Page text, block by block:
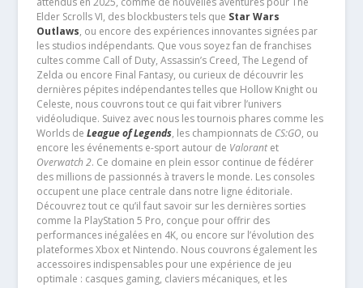
Elder Scrolls VI, des blockbusters tels que Star Wars
Outlaws, ou encore des expériences innovantes signées par
les studios indépendants. Que vous soyez fan de franchises
cultes comme Call of Duty, Assassin’s Creed, The Legend of
Zelda ou encore Final Fantasy, ou curieux de découvrir les
dernières pépites indépendantes telles que Hollow Knight ou
Celeste, nous couvrons tout ce qui fait vibrer l’univers
vidéoludique. Suivez avec nous les tournois phares comme les
Worlds de League of Legends, les championnats de CS:GO, ou
encore les événements e-sport autour de Valorantet
Overwatch 2. Ce domaine en plein essor continue de fédérer
des millions de passionnés à travers le monde. Les consoles
occupent une place centrale dans notre ligne éditoriale.
Découvrez tout ce qu’il faut savoir sur les dernières sorties
comme la PlayStation 5 Pro, conçue pour offrir des
performances inégalées en 4K, ou encore sur l’évolution des
plateformes Xbox et Nintendo. Nous couvrons également les
accessoires indispensables pour une expérience de jeu
optimale : casques gaming, claviers mécaniques, et les